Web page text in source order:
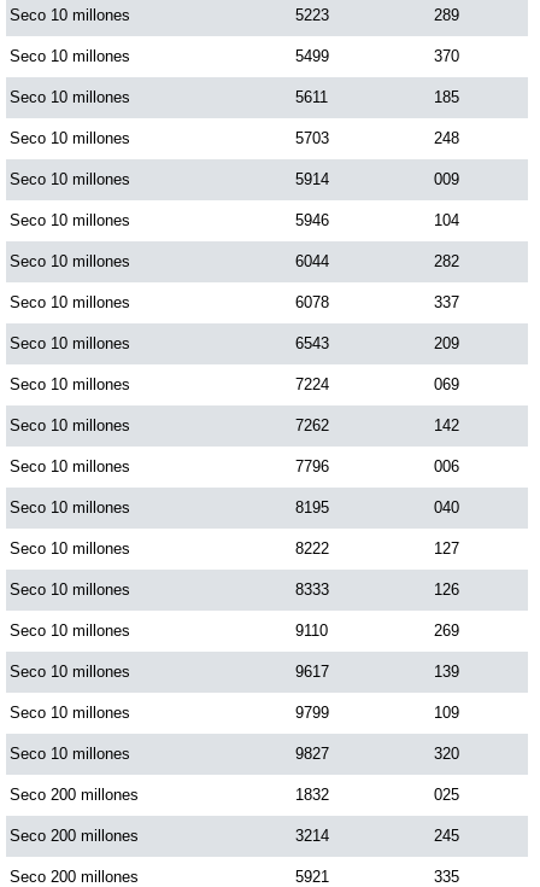
Seco 10 millones 5223 289
Seco 10 millones 5499 370
Seco 10 millones 5611 185
Seco 10 millones 5703 248
Seco 10 millones 5914 009
Seco 10 millones 5946 104
Seco 10 millones 6044 282
Seco 10 millones 6078 337
Seco 10 millones 6543 209
Seco 10 millones 7224 069
Seco 10 millones 7262 142
Seco 10 millones 7796 006
Seco 10 millones 8195 040
Seco 10 millones 8222 127
Seco 10 millones 8333 126
Seco 10 millones 9110 269
Seco 10 millones 9617 139
Seco 10 millones 9799 109
Seco 10 millones 9827 320
Seco 200 millones 1832 025
Seco 200 millones 3214 245
Seco 200 millones 5921 335